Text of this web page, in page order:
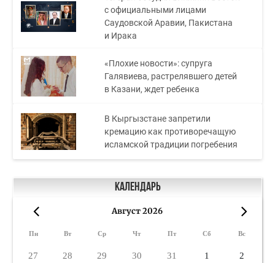
с официальными лицами
Саудовской Аравии, Пакистана
и Ирака
«Плохие новости»: супруга
Галявиева, растрелявшего детей
в Казани, ждет ребенка
В Кыргызстане запретили
кремацию как противоречащую
исламской традиции погребения
Календарь
Август 2026
Пн Вт Ср Чт Пт Сб Вс
27 28 29 30 31 1 2